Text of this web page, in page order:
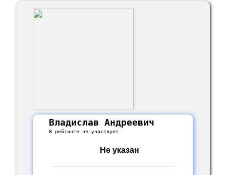
Владислав Андреевич
В рейтинге не участвует
Не указан